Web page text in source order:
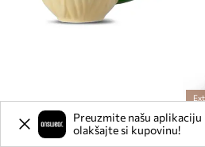
Šalica Byon Poppy 400 mlPreuzmite našu aplikaciju
olakšajte si kupovinu!